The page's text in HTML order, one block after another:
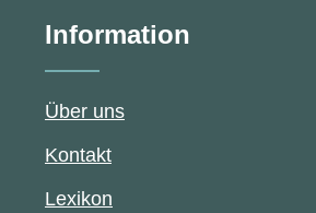
Information
Über uns
Kontakt
Lexikon